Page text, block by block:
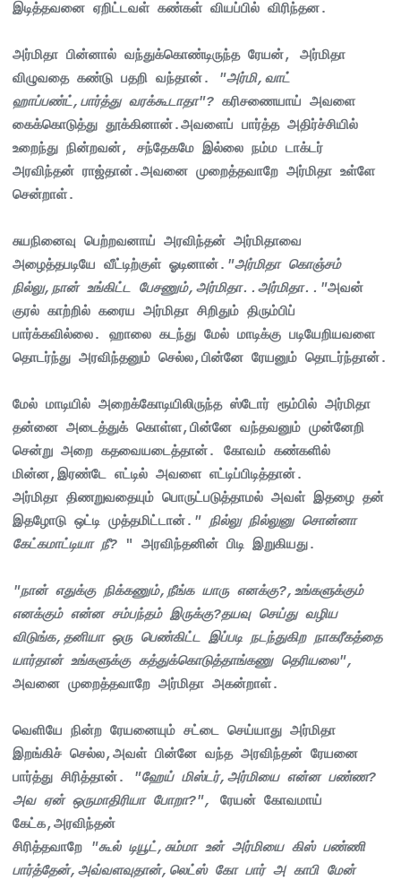
இடித்தவனை ஏறிட்டவள் கண்கள் வியப்பில் விரிந்தன.
அர்மிதா பின்னால் வந்துக்கொண்டிருந்த ரேயன், அர்மிதா
விழுவதை கண்டு பதறி வந்தான்.
"அர்மி,வாட்
ஹாப்பண்ட்,பார்த்து வரக்கூடாதா"? கரிசணையாய் அவளை
கைக்கொடுத்து தூக்கினான்.அவளைப் பார்த்த அதிர்ச்சியில்
உறைந்து நின்றவன், சந்தேகமே இல்லை நம்ம டாக்டர்
அரவிந்தன் ராஜ்தான்.அவனை முறைத்தவாறே அர்மிதா உள்ளே
சென்றாள்.
சுயநினைவு பெற்றவனாய் அரவிந்தன் அர்மிதாவை
அழைத்தபடியே வீட்டிற்குள் ஓடினான். "அர்மிதா கொஞ்சம்
நில்லு,நான் உங்கிட்ட பேசணும்,அர்மிதா..அர்மிதா.."அவன்
குரல் காற்றில் கரைய அர்மிதா சிறிதும் திரும்பிப்
பார்க்கவில்லை. ஹாலை கடந்து மேல் மாடிக்கு படியேறியவளை
தொடர்ந்து அரவிந்தனும் செல்ல,பின்னே ரேயனும் தொடர்ந்தான்.
மேல் மாடியில் அறைக்கோடியிலிருந்த ஸ்டோர் ரூம்பில் அர்மிதா
தன்னை அடைத்துக் கொள்ள,பின்னே வந்தவனும் முன்னேறி
சென்று அறை கதவையடைத்தான். கோவம் கண்களில்
மின்ன,இரண்டே எட்டில் அவளை எட்டிப்பிடித்தான்.
அர்மிதா திணறுவதையும் பொருட்படுத்தாமல் அவள் இதழை தன்
இதழோடு ஒட்டி முத்தமிட்டான். " நில்லு நில்லுனு சொன்னா
கேட்கமாட்டியா நீ?
" அரவிந்தனின் பிடி இறுகியது.
"நான் எதுக்கு நிக்கணும்,நீங்க யாரு எனக்கு?,உங்களுக்கும்
எனக்கும் என்ன சம்பந்தம் இருக்கு?தயவு செய்து வழிய
விடுங்க,தனியா ஒரு பெண்கிட்ட இப்படி நடந்துகிற நாகரீகத்தை
யார்தான் உங்களுக்கு கத்துக்கொடுத்தாங்கணு தெரியலை",
அவனை முறைத்தவாறே அர்மிதா அகன்றாள்.
வெளியே நின்ற ரேயனையும் சட்டை செய்யாது அர்மிதா
இறங்கிச் செல்ல,அவள் பின்னே வந்த அரவிந்தன் ரேயனை
பார்த்து சிரித்தான்.
"ஹேய் மிஸ்டர்,அர்மியை என்ன பண்ண?
அவ ஏன் ஒருமாதிரியா போறா?",
ரேயன் கோவமாய்
கேட்க,அரவிந்தன்
சிரித்தவாறே
"கூல் டியூட்,சும்மா உன் அர்மியை கிஸ் பண்ணி
பார்த்தேன்,அவ்வளவுதான்,லெட்ஸ் கோ பார் அ காபி மேன்